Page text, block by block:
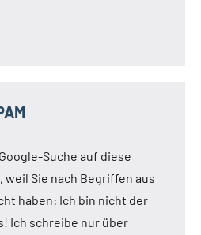
Suche auf diese
Sie nach Begriffen aus
haben: Ich bin nicht der
Ich schreibe nur über